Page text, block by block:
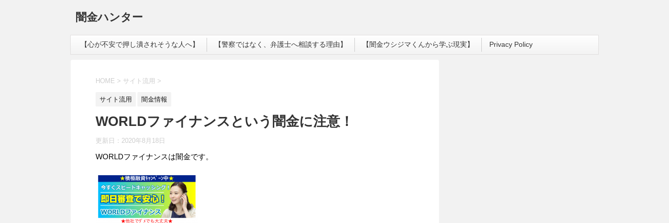
闇金ハンター
【心が不安で押し潰されそうな人へ】 【警察ではなく、弁護士へ相談する理由】 【闇金ウシジマくんから学ぶ現実】 Privacy Policy
HOME > サイト流用 >
サイト流用 闇金情報
WORLDファイナンスという闇金に注意！
更新日： 2020年8月18日
WORLDファイナンスは闇金です。